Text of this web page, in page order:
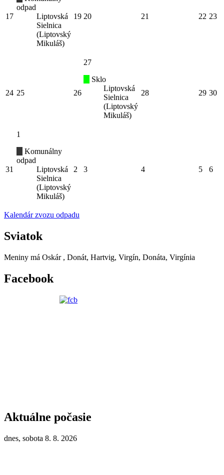
17
odpad
Liptovská
Sielnica
(Liptovský
Mikuláš)
19 20 21 22 23
24 25 26
27
Sklo
Liptovská
Sielnica
(Liptovský
Mikuláš)
28 29 30
31
1
Komunálny
odpad
Liptovská
Sielnica
(Liptovský
Mikuláš)
2 3 4 5 6
Kalendár zvozu odpadu
Sviatok
Meniny má Oskár , Donát, Hartvig, Virgín, Donáta, Virgínia
Facebook
Aktuálne počasie
dnes, sobota 8. 8. 2026